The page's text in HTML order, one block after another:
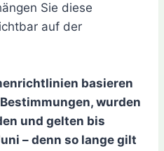
Sie diese
auf der
basieren
wurden
und gelten bis
– denn so lange gilt